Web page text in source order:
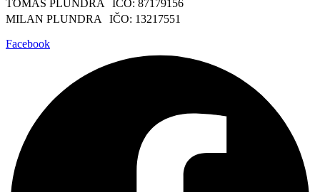
TOMÁŠ PLUNDRA IČO: 87179156
MILAN PLUNDRA IČO: 13217551
Facebook